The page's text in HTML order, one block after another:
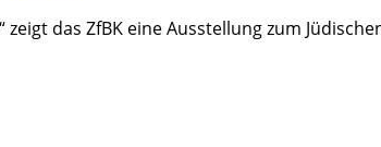
zeigt das ZfBK eine Ausstellung zum